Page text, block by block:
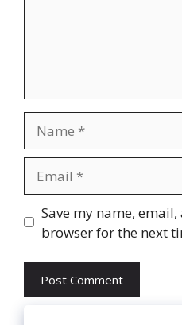
Website
Save my name,
browser for the next